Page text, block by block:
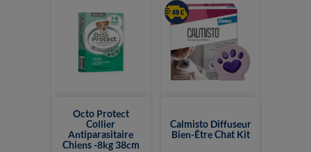
Octo Protect
Collier
Antiparasitaire
Chiens -8kg 38cm
Calmisto Diffuseur
Bien-Être Chat Kit